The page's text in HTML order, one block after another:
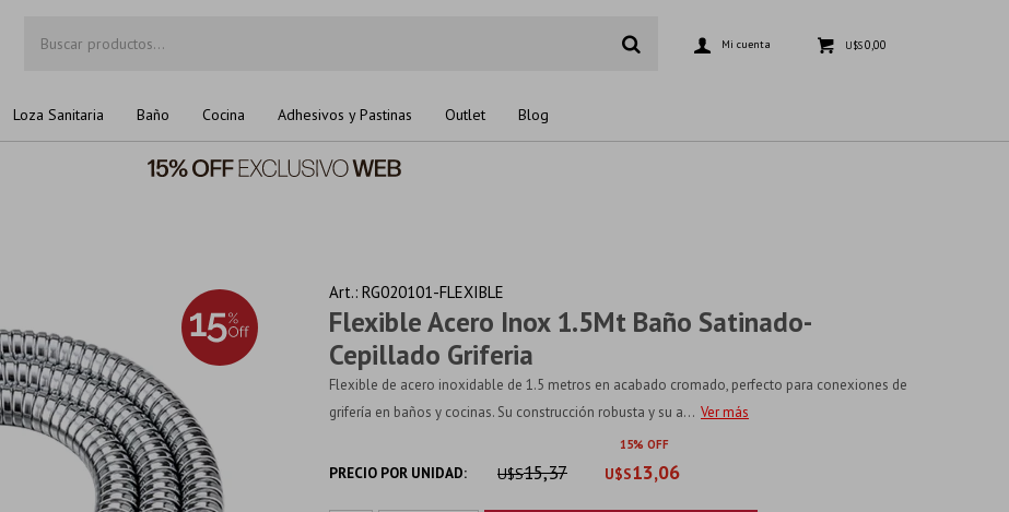
Loza Sanitaria Baño Cocina Adhesivos y Pastinas Outlet Blog
U$S0,00
Flexible Acero Inox 1.5Mt Baño Satinado-
Cepillado Griferia
RG020101-FLEXIBLE
Flexible de acero inoxidable de 1.5 metros en acabado cromado, perfecto para conexiones de
grifería en baños y cocinas. Su construcción robusta y su a... Ver más
15
PRECIO POR UNIDAD: U$S13,06
U$S15,37